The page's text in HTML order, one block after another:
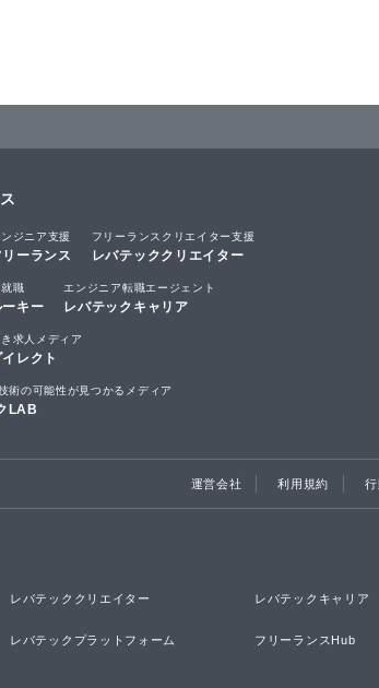
ジニア支援
ーランス
フリーランスクリエイター支援
レバテッククリエイター
職
キー
エンジニア転職エージェント
レバテックキャリア
求人メディア
レクト
術の可能性が見つかるメディア
LAB
運営会社 利用規約
レバテッククリエイター レバテックキャリア
レバテックプラットフォーム フリーランスHub